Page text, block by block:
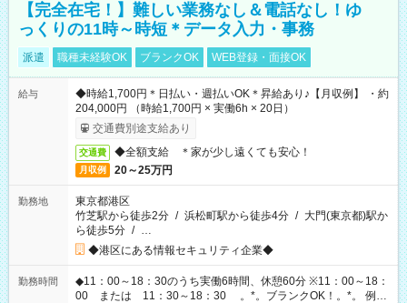
【完全在宅！】難しい業務なし＆電話なし！ゆ
っくりの11時～時短＊データ入力・事務
派遣 職種未経験OK ブランクOK WEB登録・面接OK
給与
◆時給1,700円＊日払い・週払いOK＊昇給あり♪【月収例】 ・約
204,000円 （時給1,700円 × 実働6h × 20日）
交通費別途支給あり
交通費 ◆全額支給 ＊家が少し遠くても安心！
月収例 20～25万円
勤務地
東京都港区
竹芝駅から徒歩2分 / 浜松町駅から徒歩4分 / 大門(東京都)駅か
ら徒歩5分 / …
◆港区にある情報セキュリティ企業◆
勤務時間
◆11：00～18：30のうち実働6時間、休憩60分 ※11：00～18：
00 または 11：30～18：30 。*。ブランクOK！。*。 例え